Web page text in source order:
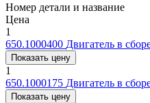
Номер детали и название
Цена
1
650.1000400 Двигатель в
Показать цену
1
650.1000175 Двигатель в
Показать цену